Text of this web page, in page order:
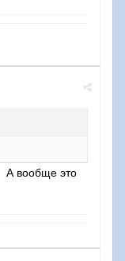
А вообще это